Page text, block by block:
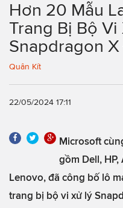
Hơn 20 Mẫu
Trang Bị Bộ Vi
Snapdragon
Quân Kít
22/05/2024 17:11
Microsoft
gồm Dell, HP,
Lenovo, đã công bố lô
trang bị bộ vi xử lý